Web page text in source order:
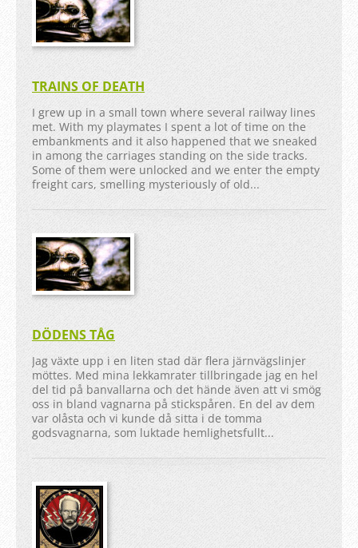
TRAINS OF DEATH
I grew up in a small town where several railway lines
met. With my playmates I spent a lot of time on the
embankments and it also happened that we sneaked
in among the carriages standing on the side tracks.
Some of them were unlocked and we enter the empty
freight cars, smelling mysteriously of old...
DÖDENS TÅG
Jag växte upp i en liten stad där flera järnvägslinjer
möttes. Med mina lekkamrater tillbringade jag en hel
del tid på banvallarna och det hände även att vi smög
oss in bland vagnarna på stickspåren. En del av dem
var olåsta och vi kunde då sitta i de tomma
godsvagnarna, som luktade hemlighetsfullt...